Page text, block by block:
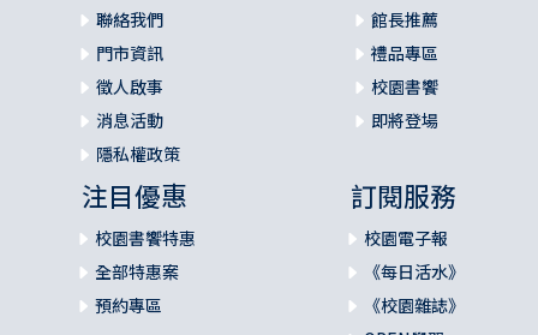
聯絡我們
門市資訊
徵人啟事
消息活動
隱私權政策
館長推薦
禮品專區
校園書饗
即將登場
注目優惠
校園書饗特惠
全部特惠案
預約專區
訂閱服務
校園電子報
《每日活水》
《校園雜誌》